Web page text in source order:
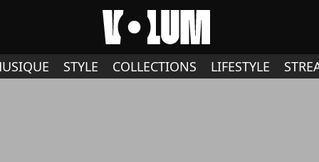
STYLE COLLECTIONS LIFESTYLE